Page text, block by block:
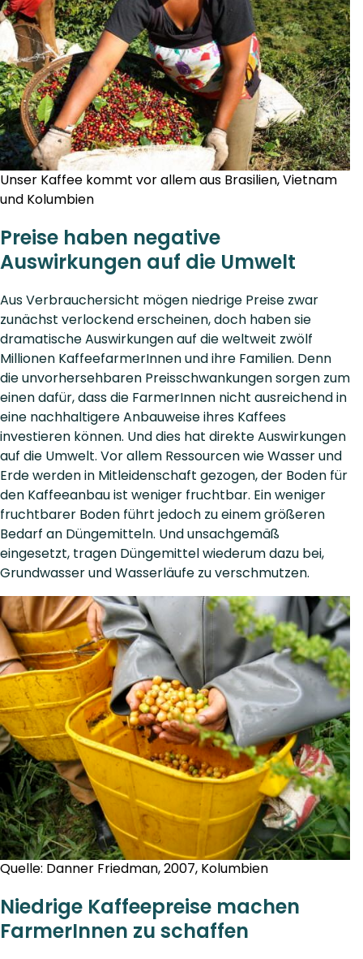
Unser Kaffee kommt vor allem aus Brasilien, Vietnam
und Kolumbien
Preise haben negative
Auswirkungen auf die Umwelt
Aus Verbrauchersicht mögen niedrige Preise zwar
zunächst verlockend erscheinen, doch haben sie
dramatische Auswirkungen auf die weltweit zwölf
Millionen KaffeefarmerInnen und ihre Familien. Denn
die unvorhersehbaren Preisschwankungen sorgen zum
einen dafür, dass die FarmerInnen nicht ausreichend in
eine nachhaltigere Anbauweise ihres Kaffees
investieren können. Und dies hat direkte Auswirkungen
auf die Umwelt. Vor allem Ressourcen wie Wasser und
Erde werden in Mitleidenschaft gezogen, der Boden für
den Kaffeeanbau ist weniger fruchtbar. Ein weniger
fruchtbarer Boden führt jedoch zu einem größeren
Bedarf an Düngemitteln. Und unsachgemäß
eingesetzt, tragen Düngemittel wiederum dazu bei,
Grundwasser und Wasserläufe zu verschmutzen.
Quelle: Danner Friedman, 2007, Kolumbien
Niedrige Kaffeepreise machen
FarmerInnen zu schaffen